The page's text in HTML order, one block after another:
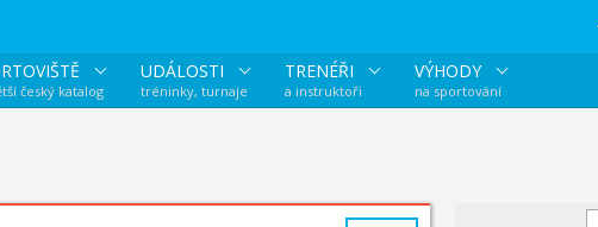
český katalog
UDÁLOSTI
tréninky, turnaje
TRENÉŘI
a instruktoři
VÝHODY
na sportování